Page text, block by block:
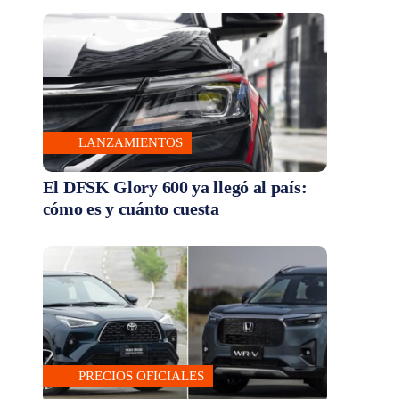
LANZAMIENTOS
El DFSK Glory 600 ya llegó al país:
cómo es y cuánto cuesta
PRECIOS OFICIALES